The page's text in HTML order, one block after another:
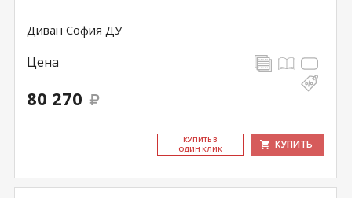
Диван София ДУ
Цена
80 270
КУ­ПИТЬ В
ОДИН КЛИК
КУПИТЬ